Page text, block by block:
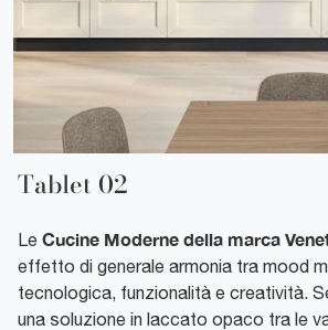
Tablet 02
Le Cucine Moderne della marca
effetto di generale armonia tra mood
tecnologica, funzionalità e creatività.
una soluzione in laccato opaco tra le